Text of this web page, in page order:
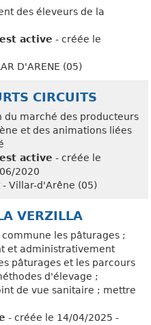
des éleveurs de la
active - créée le
D'ARENE (05)
CIRCUITS
du marché des producteurs
et des animations liées
active - créée le
2020
Villar-d'Arêne (05)
VERZILLA
les pâturages ;
et administrativement
pâturages et les parcours
d'élevage ;
de vue sanitaire ; mettre
- créée le 14/04/2025 -